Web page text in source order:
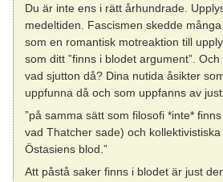
Du är inte ens i rätt århundrade.
medeltiden. Fascismen skedde
som en romantisk motreaktion till
som ditt ”finns i blodet argument”.
vad sjutton då? Dina nutida åsikter
uppfunna då och som uppfanns av
”på samma sätt som filosofi *inte*
vad Thatcher sade) och
Östasiens blod.”
Att påstå saker finns i blodet är just